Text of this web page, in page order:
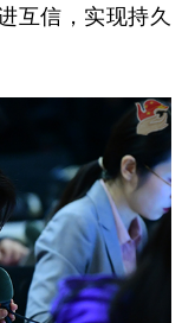
互信，实现持久